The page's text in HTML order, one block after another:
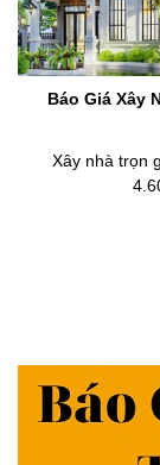
Báo Giá Xây
Xây nhà trọn